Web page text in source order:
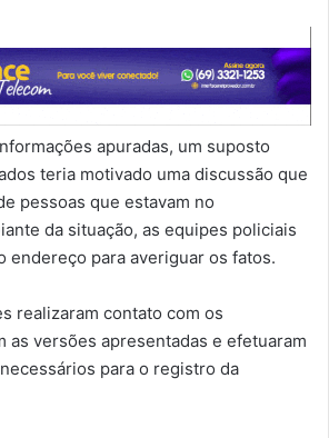
apuradas, um suposto
teria motivado uma discussão que
pessoas que estavam no
da situação, as equipes policiais
endereço para averiguar os fatos.
realizaram contato com os
as versões apresentadas e efetuaram
para o registro da